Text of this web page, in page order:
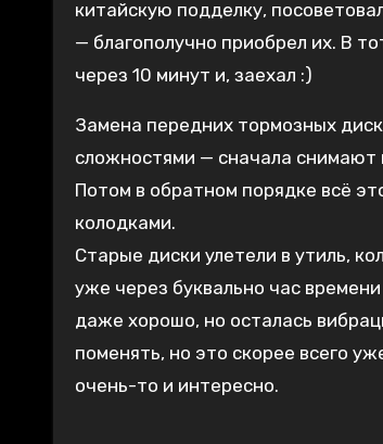
китайскую подделку,
— благополучно приобрел их. В
через 10 минут и, заехал :)
Замена передних тормозных
сложностями — сначала снимают
Потом в обратном порядке всё
колодками.
Старые диски улетели в утиль,
уже через буквально час
даже хорошо, но осталась
поменять, но это скорее всего
очень-то и интересно.